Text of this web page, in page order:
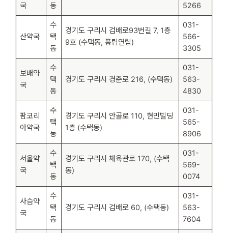
국
동
5266
산약국
수
택
동
경기도 구리시 검배로93번길 7, 1층
9호 (수택동, 풍림연립)
031-
566-
3305
보배약
국
수
택
동
경기도 구리시 경춘로 216, (수택동)
031-
563-
4830
팜코리
아약국
수
택
동
경기도 구리시 안골로 110, 현민빌딩
1층 (수택동)
031-
565-
8906
서울약
국
수
택
동
경기도 구리시 체육관로 170, (수택
동)
031-
569-
0074
사슴약
국
수
택
동
경기도 구리시 검배로 60, (수택동)
031-
563-
7604